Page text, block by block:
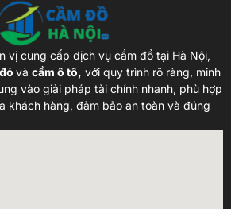
vị cung cấp dịch vụ cầm đồ tại Hà Nội,
và cầm ô tô, với quy trình rõ ràng, minh
vào giải pháp tài chính nhanh, phù hợp
khách hàng, đảm bảo an toàn và đúng